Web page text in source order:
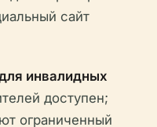
сайт
инвалидных
доступен;
ограниченный